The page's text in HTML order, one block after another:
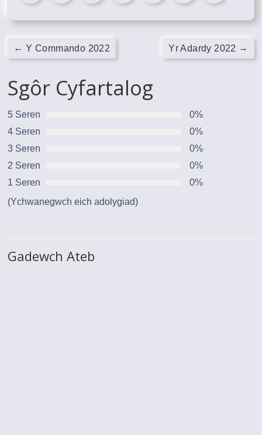
← Y Commando 2022 Yr Adardy 2022 →
Sgôr Cyfartalog
5 Seren
0%
4 Seren
0%
3 Seren
0%
2 Seren
0%
1 Seren
0%
(Ychwanegwch eich adolygiad)
Gadewch Ateb